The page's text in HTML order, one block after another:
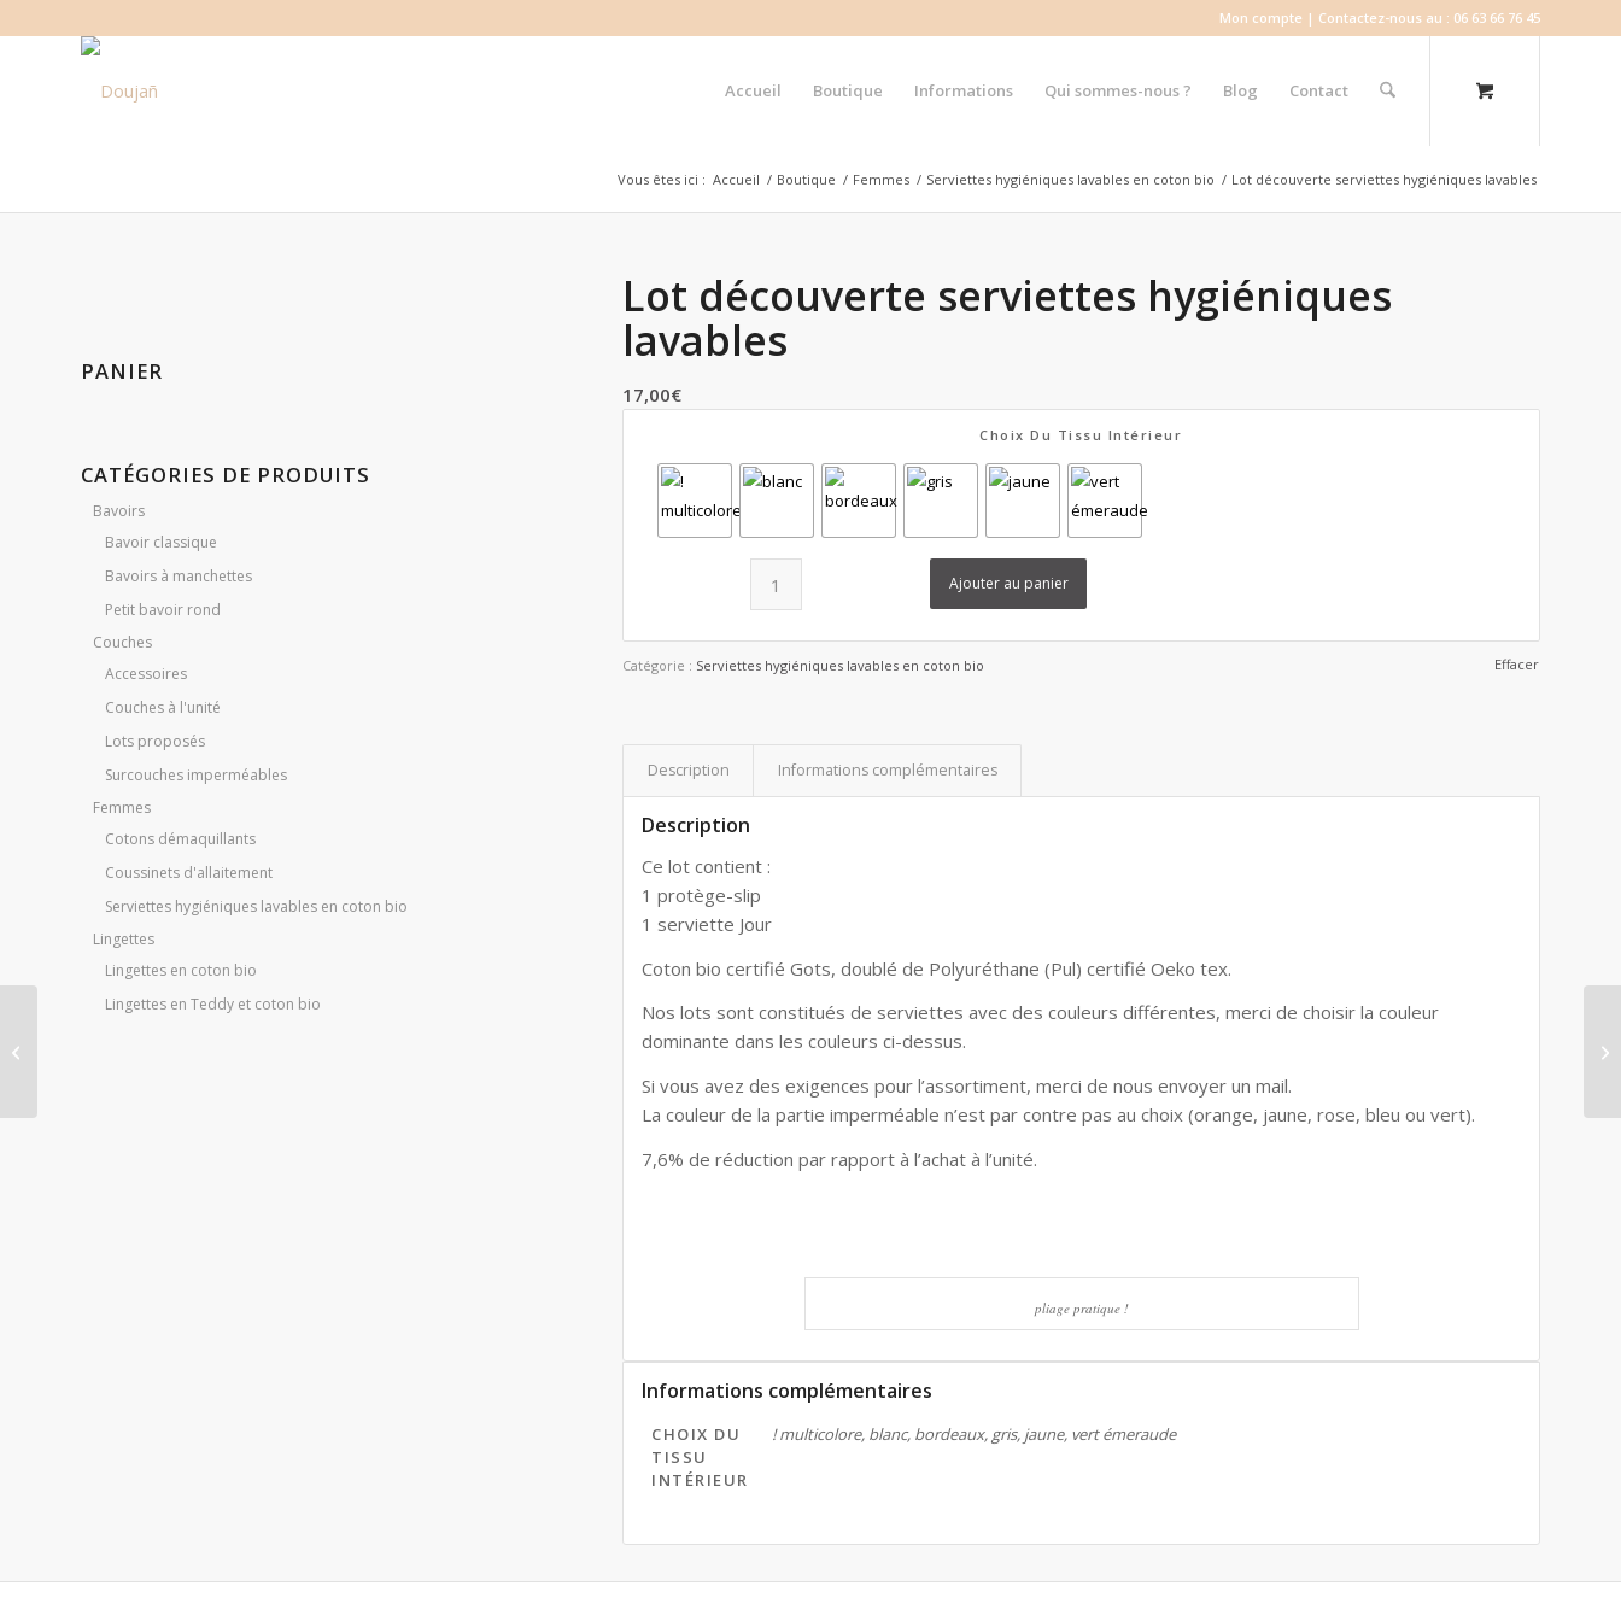
Mon compte | Contactez-nous au : 06 63 66 76 45
Accueil Boutique Informations Qui sommes-nous ? Blog Contact
Vous êtes ici : Accueil / Boutique / Femmes / Serviettes hygiéniques lavables en coton bio / Lot découverte serviettes hygiéniques lavables
PANIER
CATÉGORIES DE PRODUITS
Bavoirs
Bavoir classique
Bavoirs à manchettes
Petit bavoir rond
Couches
Accessoires
Couches à l'unité
Lots proposés
Surcouches imperméables
Femmes
Cotons démaquillants
Coussinets d'allaitement
Serviettes hygiéniques lavables en coton bio
Lingettes
Lingettes en coton bio
Lingettes en Teddy et coton bio
Lot découverte serviettes hygiéniques
lavables
17,00€
Choix Du Tissu Intérieur
Effacer
Ajouter au panier
Catégorie : Serviettes hygiéniques lavables en coton bio
Description Informations complémentaires
Description
Ce lot contient :
1 protège-slip
1 serviette Jour
Coton bio certifié Gots, doublé de Polyuréthane (Pul) certifié Oeko tex.
Nos lots sont constitués de serviettes avec des couleurs différentes, merci de choisir la couleur
dominante dans les couleurs ci-dessus.
Si vous avez des exigences pour l’assortiment, merci de nous envoyer un mail.
La couleur de la partie imperméable n’est par contre pas au choix (orange, jaune, rose, bleu ou vert).
7,6% de réduction par rapport à l’achat à l’unité.
pliage pratique !
Informations complémentaires
CHOIX DU
TISSU
INTÉRIEUR
! multicolore, blanc, bordeaux, gris, jaune, vert émeraude